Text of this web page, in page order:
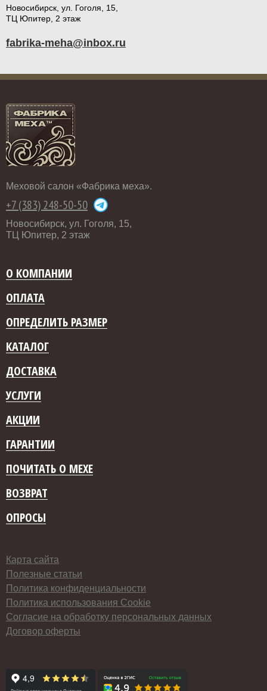
Новосибирск, ул. Гоголя, 15,
ТЦ Юпитер, 2 этаж
fabrika-meha@inbox.ru
Меховой салон «Фабрика меха».
+7 (383) 248-50-50
Новосибирск, ул. Гоголя, 15,
ТЦ Юпитер, 2 этаж
О КОМПАНИИ
ОПЛАТА
ОПРЕДЕЛИТЬ РАЗМЕР
КАТАЛОГ
ДОСТАВКА
УСЛУГИ
АКЦИИ
ГАРАНТИИ
ПОЧИТАТЬ О МЕХЕ
ВОЗВРАТ
ОПРОСЫ
Карта сайта
Полезные статьи
Политика конфиденциальности
Политика использования Cookie
Согласие на обработку персональных данных
Договор оферты